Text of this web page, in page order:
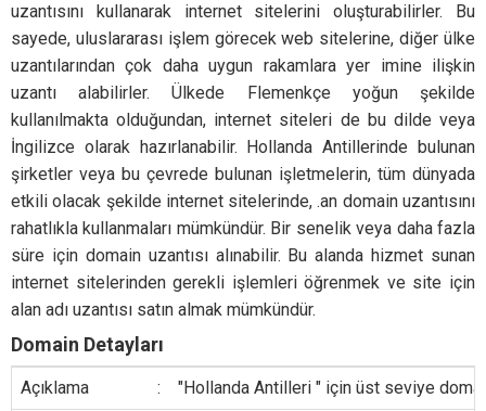
uzantısını kullanarak internet sitelerini oluşturabilirler. Bu
sayede, uluslararası işlem görecek web sitelerine, diğer ülke
uzantılarından çok daha uygun rakamlara yer imine ilişkin
uzantı alabilirler. Ülkede Flemenkçe yoğun şekilde
kullanılmakta olduğundan, internet siteleri de bu dilde veya
İngilizce olarak hazırlanabilir. Hollanda Antillerinde bulunan
şirketler veya bu çevrede bulunan işletmelerin, tüm dünyada
etkili olacak şekilde internet sitelerinde, .an domain uzantısını
rahatlıkla kullanmaları mümkündür. Bir senelik veya daha fazla
süre için domain uzantısı alınabilir. Bu alanda hizmet sunan
internet sitelerinden gerekli işlemleri öğrenmek ve site için
alan adı uzantısı satın almak mümkündür.
Domain Detayları
Açıklama : "Hollanda Antilleri " için üst seviye